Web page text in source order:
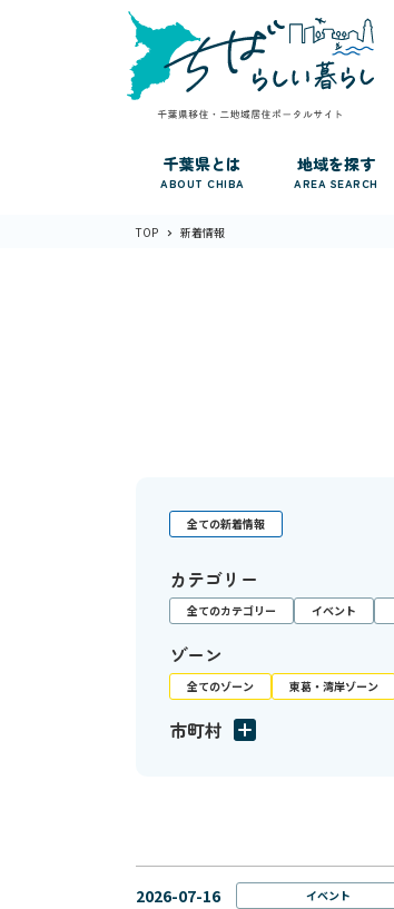
千葉県とは
ABOUT CHIBA
地域を探す
AREA SEARCH
TOP 新着情報
全ての新着情報
カテゴリー
全てのカテゴリー イベント
ゾーン
全てのゾーン 東葛・湾岸ゾーン
市町村
2026-07-16 イベント